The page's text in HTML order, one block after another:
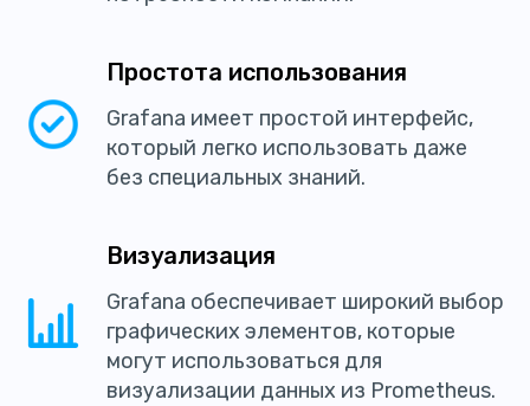
Простота использования
Grafana имеет простой интерфейс,
который легко использовать даже
без специальных знаний.
Визуализация
Grafana обеспечивает широкий выбор
графических элементов, которые
могут использоваться для
визуализации данных из Prometheus.